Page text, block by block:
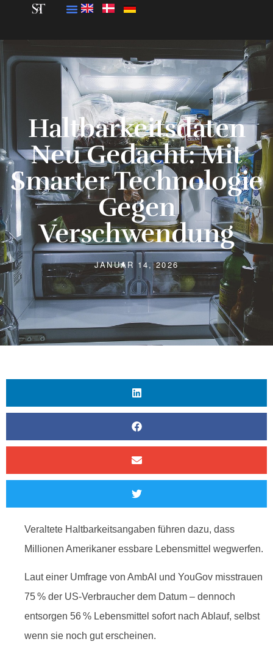
Haltbarkeitsdaten
Neu Gedacht: Mit
Smarter Technologie
Gegen
Verschwendung
JANUAR 14, 2026
Veraltete Haltbarkeitsangaben führen dazu, dass
Millionen Amerikaner essbare Lebensmittel wegwerfen.
Laut einer Umfrage von AmbAI und YouGov misstrauen
75 % der US-Verbraucher dem Datum – dennoch
entsorgen 56 % Lebensmittel sofort nach Ablauf, selbst
wenn sie noch gut erscheinen.